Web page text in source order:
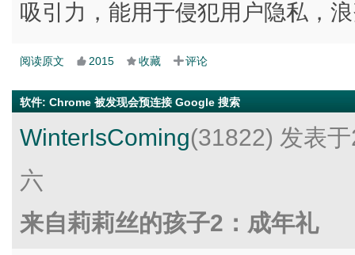
吸引力，能用于侵犯用户隐私，
阅读原文 2015 收藏 评论
软件: Chrome 被发现会预连接 Google 搜索
WinterIsComing(31822) 发表
六
来自莉莉丝的孩子2：成年礼